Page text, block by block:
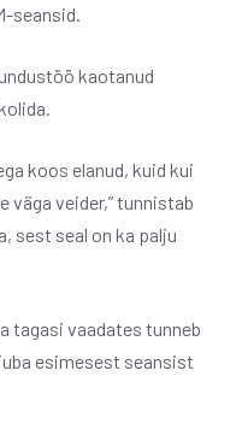
seansid.
kaotanud
koos elanud, kuid kui
väga veider,” tunnistab
sest seal on ka palju
tagasi vaadates tunneb
esimesest seansist